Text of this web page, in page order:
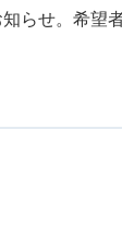
らせ。希望